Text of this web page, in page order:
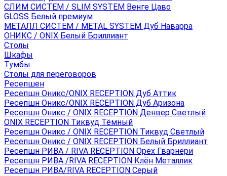
СЛИМ СИСТЕМ / SLIM SYSTEM Венге Цаво
GLOSS Белый премиум
МЕТАЛЛ СИСТЕМ / METAL SYSTEM Дуб Наварра
ОНИКС / ONIX Белый Бриллиант
Столы
Шкафы
Тумбы
Столы для переговоров
Ресепшен
Ресепшн Оникс/ONIX RECEPTION Дуб Аттик
Ресепшн Оникс/ONIX RECEPTION Дуб Аризона
Ресепшн Оникс / ONIX RECEPTION Денвер Светлый
ONIX RECEPTION Тиквуд Тёмный
Ресепшн Оникс / ONIX RECEPTION Тиквуд Светлый
Ресепшн Оникс / ONIX RECEPTION Белый Бриллиант
Ресепшн РИВА / RIVA RECEPTION Орех Гварнери
Ресепшн РИВА /RIVA RECEPTION Клён Металлик
Ресепшн РИВА/RIVA RECEPTION Серый